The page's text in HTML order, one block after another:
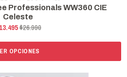
Professionals WW360 CIE
Celeste
$26.990
OPCIONES